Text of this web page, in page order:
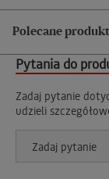
Polecane
Pytania do
Zadaj pytanie
udzieli
Zadaj pytanie